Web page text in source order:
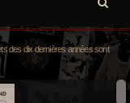
e
dix dernières années sont